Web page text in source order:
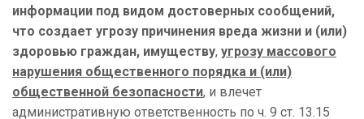
информации под видом достоверных сообщений,
что создает угрозу причинения вреда жизни и (или)
здоровью граждан, имуществу, угрозу массового
нарушения общественного порядка и (или)
общественной безопасности, и влечет
административную ответственность по ч. 9 ст. 13.15